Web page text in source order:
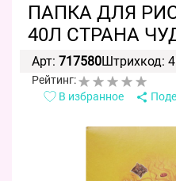
ПАПКА ДЛЯ
40Л СТРАНА
Арт: 717580Штрихкод:
Рейтинг:
В избранное